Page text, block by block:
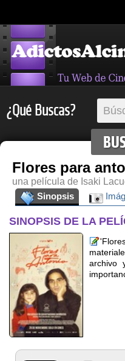
¿Qué Buscas?
Flores para
una película de Isaki
Sinopsis
SINOPSIS DE LA
archivo